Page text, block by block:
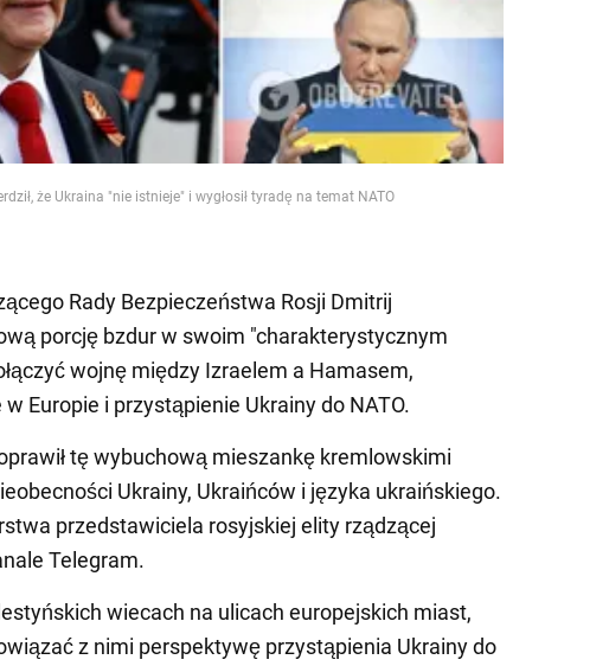
że Ukraina "nie istnieje" i wygłosił tyradę na temat NATO
Rady Bezpieczeństwa Rosji Dmitrij
porcję bzdur w swoim "charakterystycznym
wojnę między Izraelem a Hamasem,
Europie i przystąpienie Ukrainy do NATO.
tę wybuchową mieszankę kremlowskimi
Ukrainy, Ukraińców i języka ukraińskiego.
przedstawiciela rosyjskiej elity rządzącej
Telegram.
wiecach na ulicach europejskich miast,
z nimi perspektywę przystąpienia Ukrainy do